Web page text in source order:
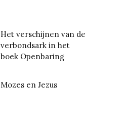
Het verschijnen van de
verbondsark in het
boek Openbaring
Mozes en Jezus